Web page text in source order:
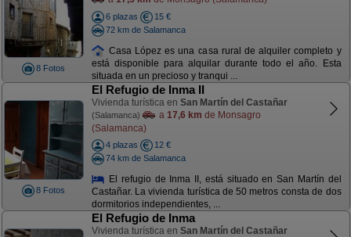
8 Fotos
6 plazas
15 €
72 km de Salamanca
Casa López es una casa rural de alquiler completo y
está disponible para alquilar durante todo el año. Esta
situada en un precioso y tranqui ...
8 Fotos
El Refugio de Inma II
Vivienda turística en San Martín del Castañar
(Salamanca) a 17,6 km de Monsagro
(Salamanca)
4 plazas
12 €
74 km de Salamanca
El refugio de Inma II, está situado en San Martín del
Castañar. La vivienda turística de 50 metros consta de dos
dormitorios independientes, ...
El Refugio de Inma
Vivienda turística en San Martín del Castañar